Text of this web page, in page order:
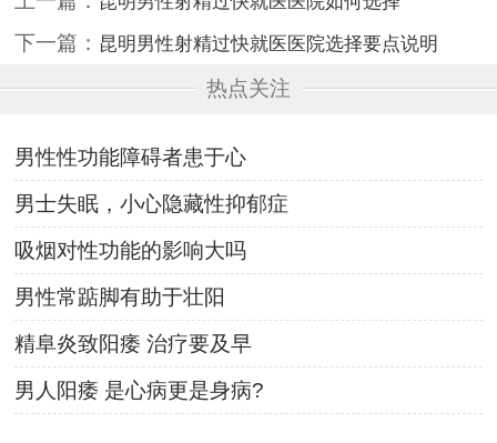
下一篇： 昆明男性射精过快就医医院选择要点说明
热点关注
男性性功能障碍者患于心
男士失眠，小心隐藏性抑郁症
吸烟对性功能的影响大吗
男性常踮脚有助于壮阳
精阜炎致阳痿 治疗要及早
男人阳痿 是心病更是身病?